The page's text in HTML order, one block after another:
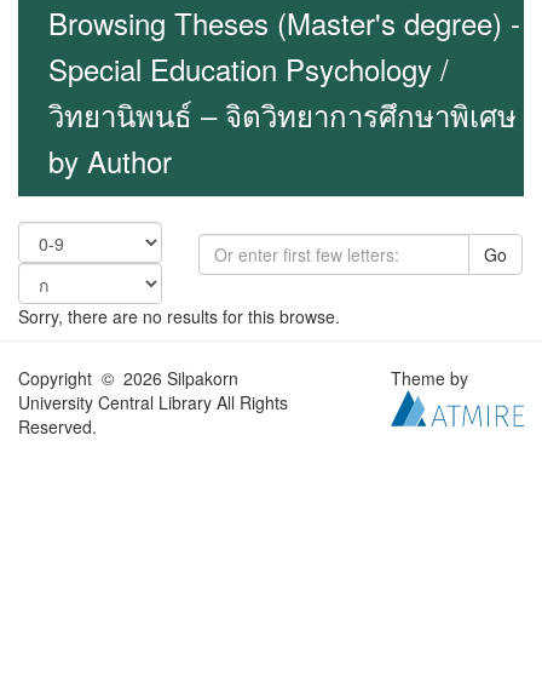
Browsing Theses (Master's degree) -
Special Education Psychology /
วิทยานิพนธ์ – จิตวิทยาการศึกษาพิเศษ
by Author
Go
Sorry, there are no results for this browse.
Copyright © 2026 Silpakorn
University Central Library All Rights
Reserved.
Theme by